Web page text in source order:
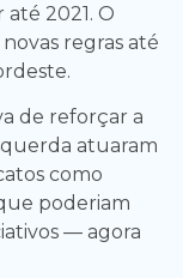
2021. O
regras até
de reforçar a
atuaram
como
poderiam
— agora